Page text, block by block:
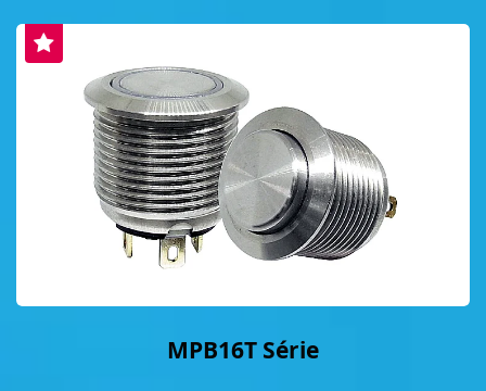
MPB16T Série